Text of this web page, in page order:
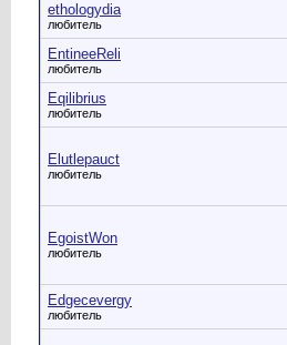
ethologydia
любитель
EntineeReli
любитель
Eqilibrius
любитель
Elutlepauct
любитель
EgoistWon
любитель
Edgecevergy
любитель